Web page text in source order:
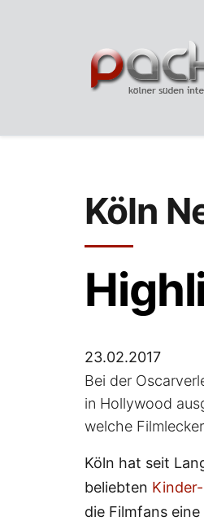
Köln
23.02.2017
Bei der
in Hollywood
welche
Köln hat seit
beliebten
die Filmfans